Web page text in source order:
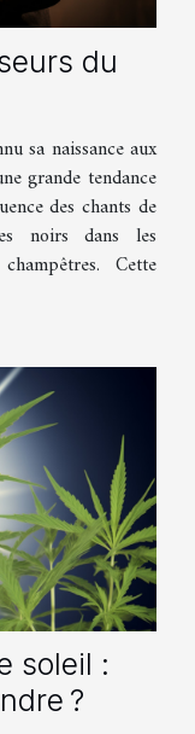
du
sa naissance aux
grande tendance
des chants de
noirs dans les
Cette
soleil :
?